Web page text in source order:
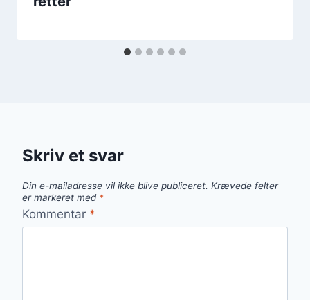
Skriv et svar
Din e-mailadresse vil ikke blive publiceret. Krævede felter
er markeret med *
Kommentar *